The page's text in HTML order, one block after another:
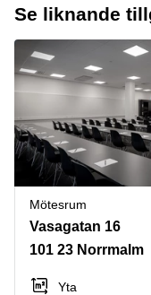
Kontor
Kontorshotell
Coworking
space
Lagerlokaler
Industrilokaler
Butikslokaler
Verkstad
Mötesrum
kontor
Stockholm
Göteborg
Malmö
Uppsala
Norrköping
Östermalm
Skåne
Älvsjö
Kontorshotell
Stockholm
Hyra lokal
Stockholm
Kontorshotell
Göteborg
Coworking
Stockholm
Kontorshotell
Malmö
Coworking
Om oss
Bli hyresvärd
Logga in
Se liknande
Mötesrum
Vasagatan 16
101 23 Norrmalm
Yta